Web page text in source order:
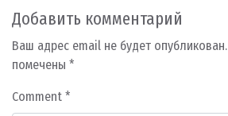
Добавить комментарий
Ваш адрес email не будет опубликован.
помечены *
Comment *